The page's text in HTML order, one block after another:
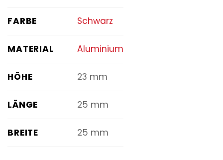
FARBE Schwarz
MATERIAL Aluminium
HÖHE 23 mm
LÄNGE 25 mm
BREITE 25 mm